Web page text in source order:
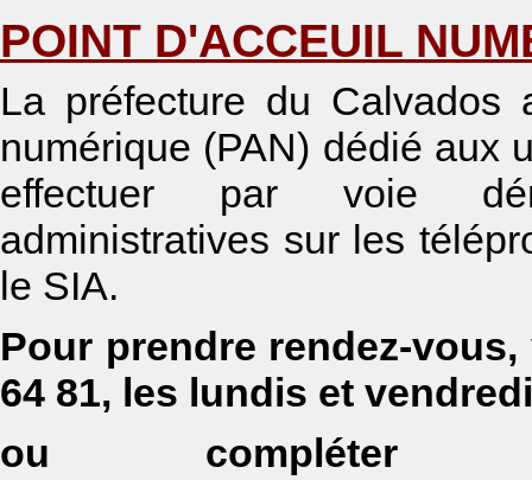
POINT D'ACCEUIL
La préfecture du Calvados
numérique (PAN) dédié aux
effectuer par voie
administratives sur les
le SIA.
Pour prendre rendez-
64 81, les lundis et
ou compléter